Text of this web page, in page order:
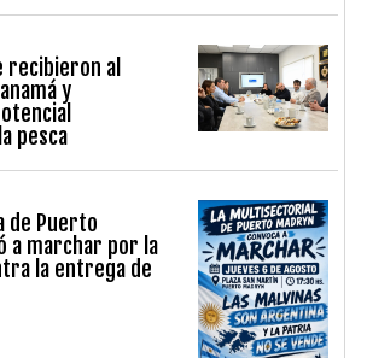
recibieron al
y
pesca
de Puerto
a marchar por la
la entrega de